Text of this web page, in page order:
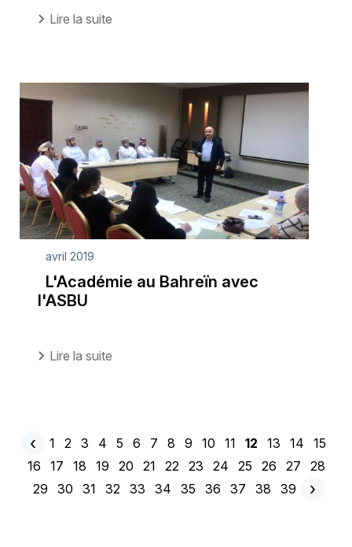
Lire la suite
avril 2019
L'Académie au Bahreïn avec
l'ASBU
Lire la suite
Pagination
Page
précédente
‹ Page
1 Page
2 Page
3 Page
4 Page
5 Page
6 Page
7 Page
8 Page
9 Page
10 Page
11
Page
12 Page
13 Page
14 Page
15
Page
16 Page
17 Page
18 Page
19 Page
20 Page
21 Page
22 Page
23 Page
24 Page
25 Page
26 Page
27 Page
28
Page
29 Page
30 Page
31 Page
32 Page
33 Page
34 Page
35 Page
36 Page
37 Page
38 Page
39
Page
›